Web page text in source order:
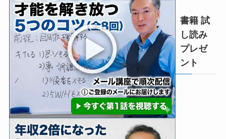
書籍 試
し読み
プレゼ
ント